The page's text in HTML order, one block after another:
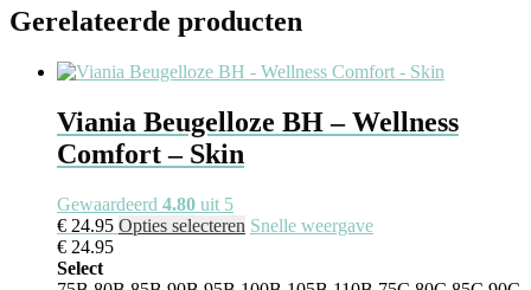
Gerelateerde producten
Viania Beugelloze BH – Wellness
Comfort – Skin
Gewaardeerd 4.80 uit 5
€ 24.95 Opties selecteren Snelle weergave
€ 24.95
Select